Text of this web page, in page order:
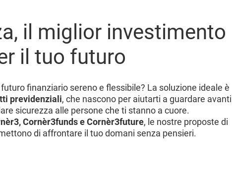
il miglior investimento
il tuo futuro
finanziario sereno e flessibile? La soluzione ideale è
previdenziali, che nascono per aiutarti a guardare avanti
sicurezza alle persone che ti stanno a cuore.
Cornèr3funds e Cornèr3future, le nostre proposte di
di affrontare il tuo domani senza pensieri.